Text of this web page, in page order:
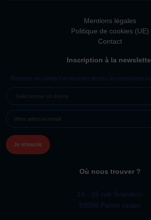
Mentions légales
Politique de cookies (UE)
Contact
Inscription à la
Restons en contact et recevez toutes les dernières
UN
MAIL
Où nous trouver ?
14 - 16 rue Scandicci
93508 Pantin cedex